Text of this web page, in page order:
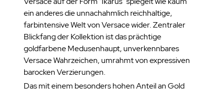
ein anderes die unnachahmlich reichhaltige,
farbintensive Welt von Versace wider. Zentraler
Blickfang der Kollektion ist das prächtige
goldfarbene Medusenhaupt, unverkennbares
Versace Wahrzeichen, umrahmt von expressiven
barocken Verzierungen.
Das mit einem besonders hohen Anteil an Gold